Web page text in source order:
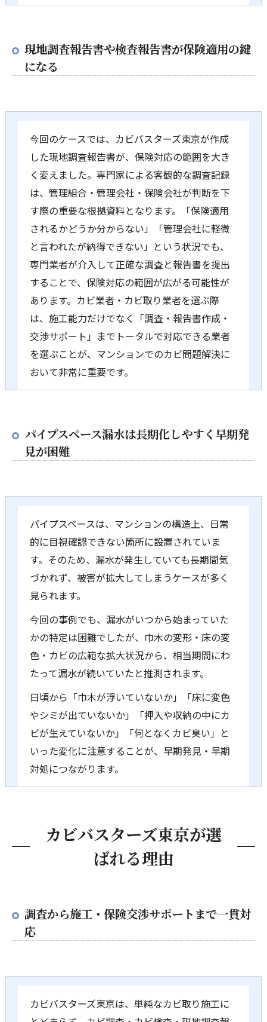
現地調査報告書や検査報告書が保険適用の鍵
になる
今回のケースでは、カビバスターズ東京が作成
した現地調査報告書が、保険対応の範囲を大き
く変えました。専門家による客観的な調査記録
は、管理組合・管理会社・保険会社が判断を下
す際の重要な根拠資料となります。「保険適用
されるかどうか分からない」「管理会社に軽微
と言われたが納得できない」という状況でも、
専門業者が介入して正確な調査と報告書を提出
することで、保険対応の範囲が広がる可能性が
あります。カビ業者・カビ取り業者を選ぶ際
は、施工能力だけでなく「調査・報告書作成・
交渉サポート」までトータルで対応できる業者
を選ぶことが、マンションでのカビ問題解決に
おいて非常に重要です。
パイプスペース漏水は長期化しやすく早期発
見が困難
パイプスペースは、マンションの構造上、日常
的に目視確認できない箇所に設置されていま
す。そのため、漏水が発生していても長期間気
づかれず、被害が拡大してしまうケースが多く
見られます。
今回の事例でも、漏水がいつから始まっていた
かの特定は困難でしたが、巾木の変形・床の変
色・カビの広範な拡大状況から、相当期間にわ
たって漏水が続いていたと推測されます。
日頃から「巾木が浮いていないか」「床に変色
やシミが出ていないか」「押入や収納の中にカ
ビが生えていないか」「何となくカビ臭い」と
いった変化に注意することが、早期発見・早期
対処につながります。
カビバスターズ東京が選
ばれる理由
調査から施工・保険交渉サポートまで一貫対
応
カビバスターズ東京は、単純なカビ取り施工に